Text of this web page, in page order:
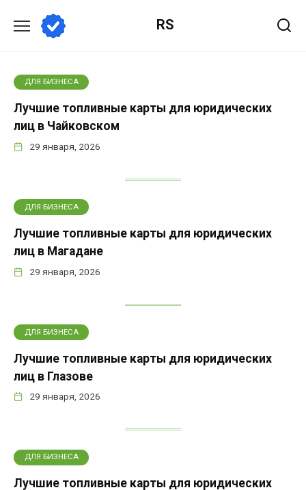
содержанию
RS
Блог
по
Яндекс
Директ
ДЛЯ БИЗНЕСА
Лучшие топливные карты для юридических
лиц в Чайковском
29 января, 2026
ДЛЯ БИЗНЕСА
Лучшие топливные карты для юридических
лиц в Магадане
29 января, 2026
ДЛЯ БИЗНЕСА
Лучшие топливные карты для юридических
лиц в Глазове
29 января, 2026
ДЛЯ БИЗНЕСА
Лучшие топливные карты для юридических